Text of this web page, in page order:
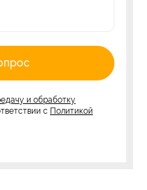
вопрос
и обработку
с Политикой